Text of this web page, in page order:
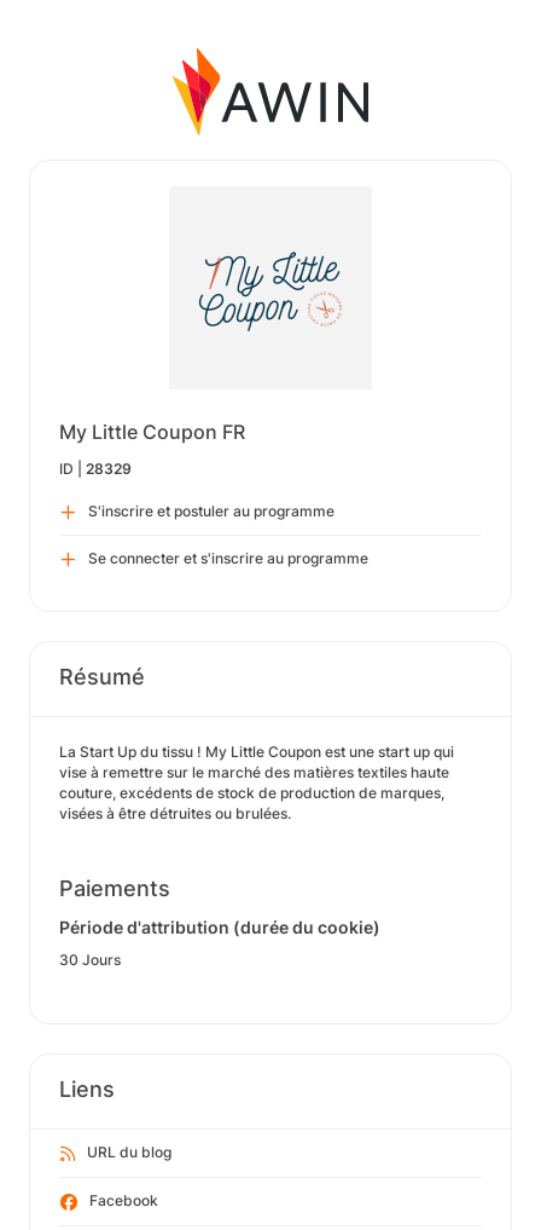
My Little Coupon FR
ID | 28329
S'inscrire et postuler au programme
Se connecter et s'inscrire au programme
Résumé
La Start Up du tissu ! My Little Coupon est une start up qui
vise à remettre sur le marché des matières textiles haute
couture, excédents de stock de production de marques,
visées à être détruites ou brulées.
Paiements
Période d'attribution (durée du cookie)
30 Jours
Liens
URL du blog
Facebook